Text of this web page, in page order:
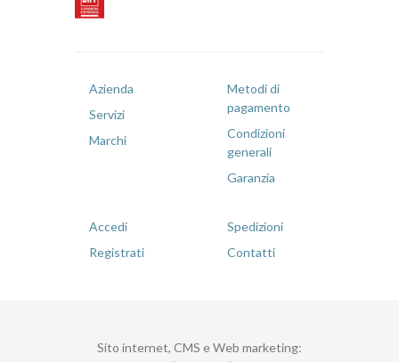
Azienda
Servizi
Marchi
Metodi di
pagamento
Condizioni
generali
Garanzia
Accedi
Registrati
Spedizioni
Contatti
Sito internet, CMS e Web marketing: